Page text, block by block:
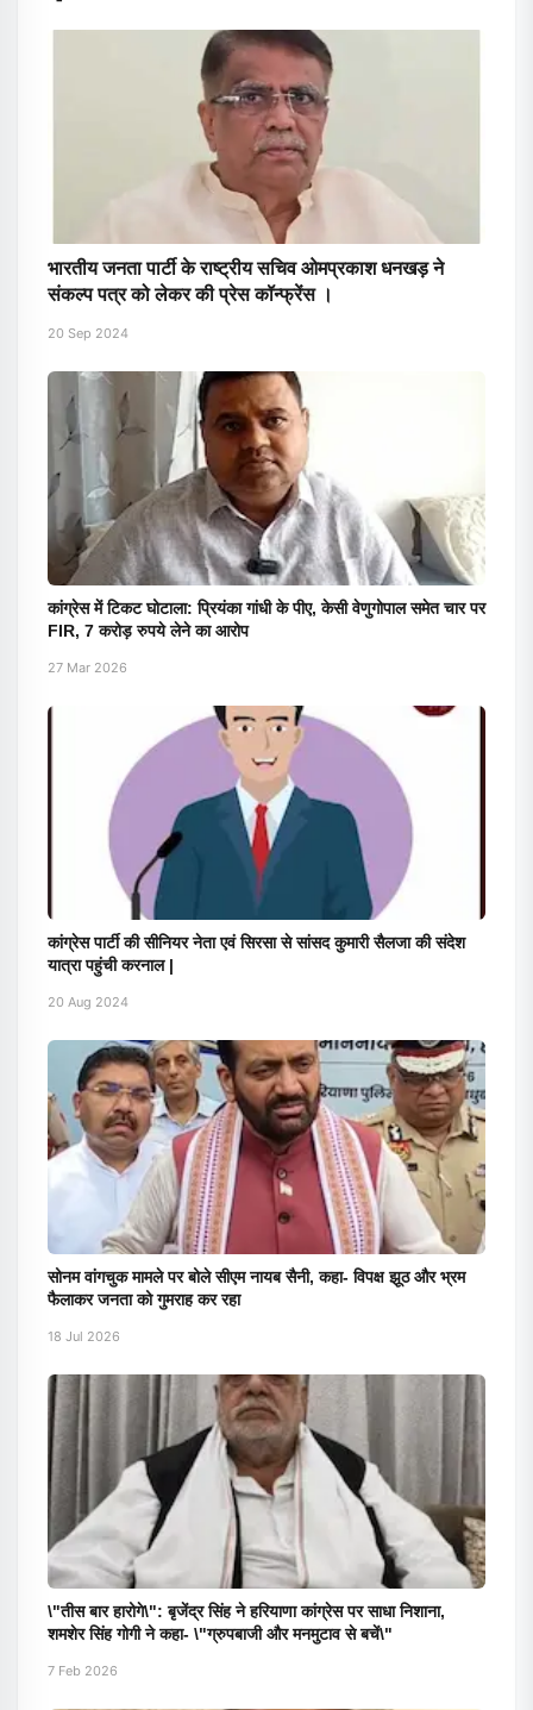
भारतीय जनता पार्टी के राष्ट्रीय सचिव ओमप्रकाश धनखड़ ने
संकल्प पत्र को लेकर की प्रेस कॉन्फ्रेंस ।
20 Sep 2024
कांग्रेस में टिकट घोटाला: प्रियंका गांधी के पीए, केसी वेणुगोपाल समेत चार पर
FIR, 7 करोड़ रुपये लेने का आरोप
27 Mar 2026
कांग्रेस पार्टी की सीनियर नेता एवं सिरसा से सांसद कुमारी सैलजा की संदेश
यात्रा पहुंची करनाल |
20 Aug 2024
सोनम वांगचुक मामले पर बोले सीएम नायब सैनी, कहा- विपक्ष झूठ और भ्रम
फैलाकर जनता को गुमराह कर रहा
18 Jul 2026
\"तीस बार हारोगे\": बृजेंद्र सिंह ने हरियाणा कांग्रेस पर साधा निशाना,
शमशेर सिंह गोगी ने कहा- \"ग्रुपबाजी और मनमुटाव से बचें\"
7 Feb 2026